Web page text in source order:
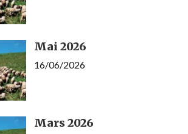
Mai 2026
16/06/2026
Mars 2026